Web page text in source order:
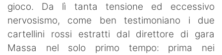
gioco. Da lì tanta tensione ed eccessivo
nervosismo, come ben testimoniano i due
cartellini rossi estratti dal direttore di gara
Massa nel solo primo tempo: prima nei